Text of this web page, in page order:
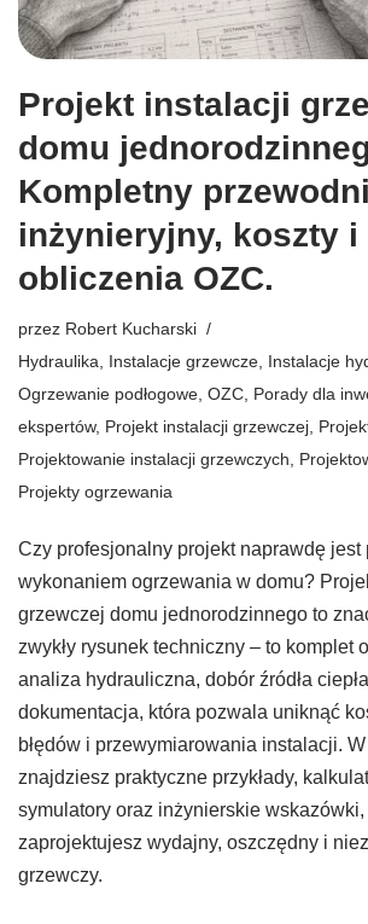
Projekt instalacji
domu
Kompletny
inżynieryjny, koszty i
obliczenia OZC.
przez Robert Kucharski
Hydraulika, Instalacje grzewcze, Instalacje
Ogrzewanie podłogowe, OZC, Porady dla
ekspertów, Projekt instalacji grzewczej,
Projektowanie instalacji grzewczych,
Projekty ogrzewania
Czy profesjonalny projekt naprawdę jest
wykonaniem ogrzewania w domu?
grzewczej domu jednorodzinnego to
zwykły rysunek techniczny – to komplet
analiza hydrauliczna, dobór źródła
dokumentacja, która pozwala uniknąć
błędów i przewymiarowania instalacji.
znajdziesz praktyczne przykłady,
symulatory oraz inżynierskie
zaprojektujesz wydajny, oszczędny i
grzewczy.